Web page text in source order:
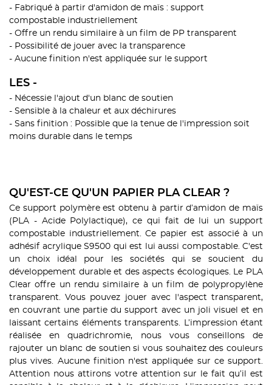
- Fabriqué à partir d'amidon de maïs : support
compostable industriellement
- Offre un rendu similaire à un film de PP transparent
- Possibilité de jouer avec la transparence
- Aucune finition n'est appliquée sur le support
LES -
- Nécessie l'ajout d'un blanc de soutien
- Sensible à la chaleur et aux déchirures
- Sans finition : Possible que la tenue de l'impression soit
moins durable dans le temps
QU'EST-CE QU'UN PAPIER PLA CLEAR ?
Ce support polymère est obtenu à partir d’amidon de maïs
(PLA - Acide Polylactique), ce qui fait de lui un support
compostable industriellement. Ce papier est associé à un
adhésif acrylique S9500 qui est lui aussi compostable. C'est
un choix idéal pour les sociétés qui se soucient du
développement durable et des aspects écologiques. Le PLA
Clear offre un rendu similaire à un film de polypropylène
transparent. Vous pouvez jouer avec l'aspect transparent,
en couvrant une partie du support avec un joli visuel et en
laissant certains éléments transparents. L’impression étant
réalisée en quadrichromie, nous vous conseillons de
rajouter un blanc de soutien si vous souhaitez des couleurs
plus vives. Aucune finition n'est appliquée sur ce support.
Attention nous attirons votre attention sur le fait qu’il est